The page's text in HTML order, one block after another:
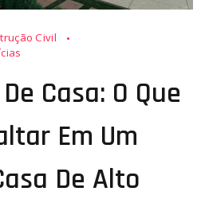
Civil
Casa: O Que
Em Um
De Alto